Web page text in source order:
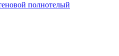
полнотелый